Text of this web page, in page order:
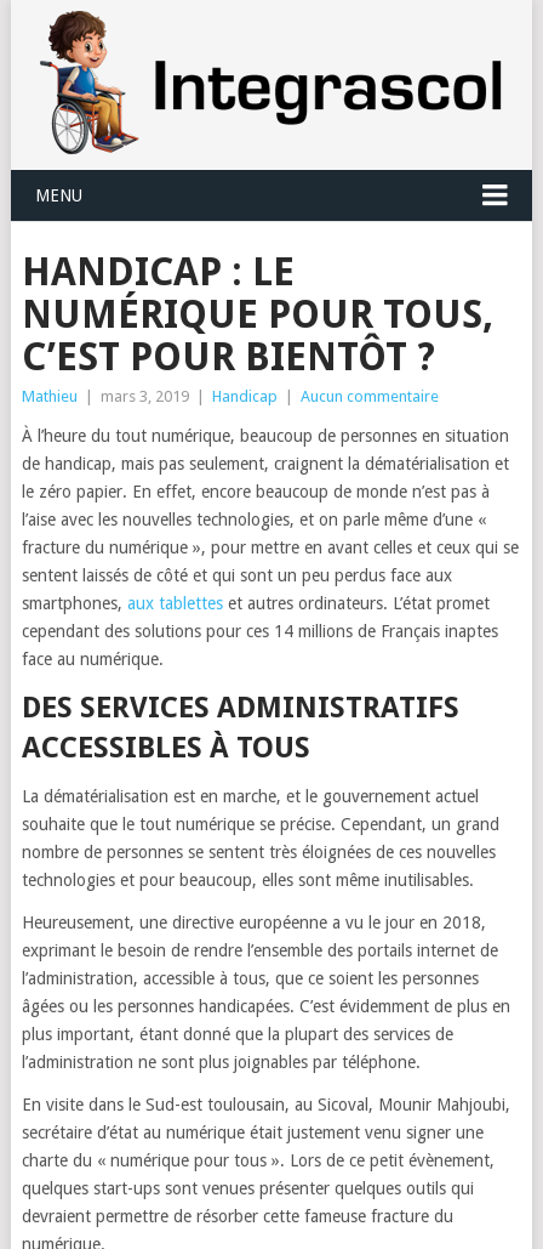
MENU
HANDICAP : LE
NUMÉRIQUE POUR TOUS,
C’EST POUR BIENTÔT ?
Mathieu mars 3, 2019 Handicap Aucun commentaire
À l’heure du tout numérique, beaucoup de personnes en situation
de handicap, mais pas seulement, craignent la dématérialisation et
le zéro papier. En effet, encore beaucoup de monde n’est pas à
l’aise avec les nouvelles technologies, et on parle même d’une «
fracture du numérique », pour mettre en avant celles et ceux qui se
sentent laissés de côté et qui sont un peu perdus face aux
smartphones, aux tabletteset autres ordinateurs. L’état promet
cependant des solutions pour ces 14 millions de Français inaptes
face au numérique.
DES SERVICES ADMINISTRATIFS
ACCESSIBLES À TOUS
La dématérialisation est en marche, et le gouvernement actuel
souhaite que le tout numérique se précise. Cependant, un grand
nombre de personnes se sentent très éloignées de ces nouvelles
technologies et pour beaucoup, elles sont même inutilisables.
Heureusement, une directive européenne a vu le jour en 2018,
exprimant le besoin de rendre l’ensemble des portails internet de
l’administration, accessible à tous, que ce soient les personnes
âgées ou les personnes handicapées. C’est évidemment de plus en
plus important, étant donné que la plupart des services de
l’administration ne sont plus joignables par téléphone.
En visite dans le Sud-est toulousain, au Sicoval, Mounir Mahjoubi,
secrétaire d’état au numérique était justement venu signer une
charte du « numérique pour tous ». Lors de ce petit évènement,
quelques start-ups sont venues présenter quelques outils qui
devraient permettre de résorber cette fameuse fracture du
numérique.
Panneau de gestion des cookies